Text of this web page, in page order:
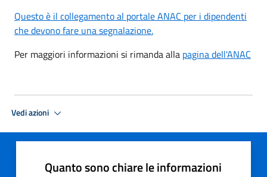
Questo è il collegamento al portale ANAC per i dipendenti
che devono fare una segnalazione.
Per maggiori informazioni si rimanda alla pagina dell'ANAC
Vedi azioni
Quanto sono chiare le informazioni